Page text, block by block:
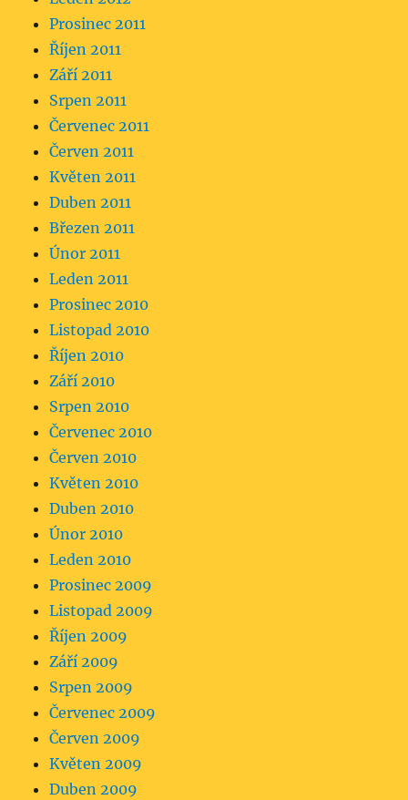
Prosinec 2011
Říjen 2011
Září 2011
Srpen 2011
Červenec 2011
Červen 2011
Květen 2011
Duben 2011
Březen 2011
Únor 2011
Leden 2011
Prosinec 2010
Listopad 2010
Říjen 2010
Září 2010
Srpen 2010
Červenec 2010
Červen 2010
Květen 2010
Duben 2010
Únor 2010
Leden 2010
Prosinec 2009
Listopad 2009
Říjen 2009
Září 2009
Srpen 2009
Červenec 2009
Červen 2009
Květen 2009
Duben 2009